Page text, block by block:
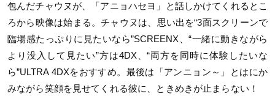
包んだチャウヌが、「アニョハセヨ」と話しかけてくれるとこ
ろから映像は始まる。チャウヌは、思い出を“3面スクリーンで
臨場感たっぷりに見たいなら”SCREENX、“一緒に動きながら
より没入して見たい”方は4DX、“両方を同時に体験したいな
ら”ULTRA 4DXをおすすめ。最後は「アンニョン～」とはにか
みながら笑顔を見せてくれる彼に、ときめきが止まらない！